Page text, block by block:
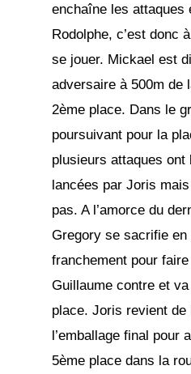
enchaîne les attaques
Rodolphe, c’est donc
se jouer. Mickael est
adversaire à 500m de
2ème place. Dans le
poursuivant pour la
plusieurs attaques ont
lancées par Joris
pas. A l’amorce du
Gregory se sacrifie en
franchement pour
Guillaume contre et
place. Joris revient de
l’emballage final pour
5ème place dans la